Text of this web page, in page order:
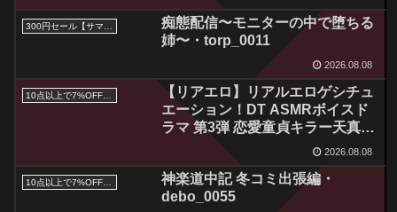
300円セール【サマーセール2026】
痴態配信〜モニターの中で堕ちる
姉〜・torp_0011
2026.08.08
10点以上で7%OFFクーポン／サマーセール2026対象
【リアエロ】リアルエロゲシチュ
エーション！DT ASMRボイスド
ラマ 第3弾 恋愛童貞キラー天真爛
漫女子 杠恵那・jist_0013 2026.08.08
10点以上で7%OFFクーポン／サマーセール2026対象
神楽道中記 冬コミ出張編・
debo_0055